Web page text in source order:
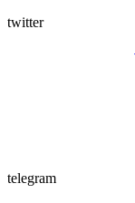
twitter
telegram